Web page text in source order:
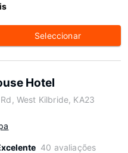
Seleccionar
Hotel
West Kilbride, KA23
40 avaliações